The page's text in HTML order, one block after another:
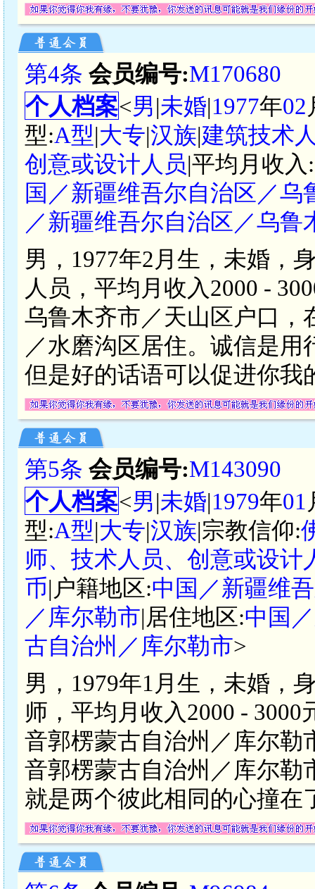
第4条 会员编号:M170680
个人档案<男|未婚|1977年02
型:A型|大专|汉族|建筑技术
创意或设计人员|平均月收入:
国／新疆维吾尔自治区／乌
／新疆维吾尔自治区／乌鲁
男，1977年2月生，未婚，
人员，平均月收入2000 -
乌鲁木齐市／天山区户口，
／水磨沟区居住。诚信是
但是好的话语可以促进你我
第5条 会员编号:M143090
个人档案<男|未婚|1979年01
型:A型|大专|汉族|宗教信仰:
师、技术人员、创意或设计
币|户籍地区:中国／新疆维
／库尔勒市|居住地区:中国
古自治州／库尔勒市>
男，1979年1月生，未婚，
师，平均月收入2000 -
音郭楞蒙古自治州／库尔勒
音郭楞蒙古自治州／库尔勒
就是两个彼此相同的心撞在